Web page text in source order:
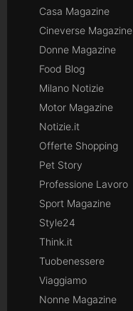
Casa Magazine
Cineverse Magazine
Donne Magazine
Food Blog
Milano Notizie
Motor Magazine
Notizie.it
Offerte Shopping
Pet Story
Professione Lavoro
Sport Magazine
Style24
Think.it
Tuobenessere
Viaggiamo
Nonne Magazine